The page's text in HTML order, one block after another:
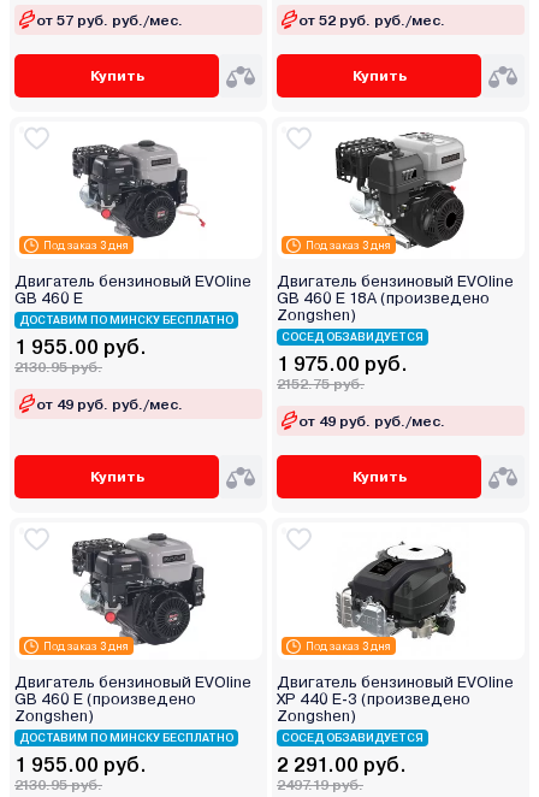
от 57 руб. руб./мес.
Купить
от 52 руб. руб./мес.
Купить
Под заказ 3 дня
Двигатель бензиновый EVOline
GB 460 E
ДОСТАВИМ ПО МИНСКУ БЕСПЛАТНО
1 955.00 руб.
2130.95 руб.
от 49 руб. руб./мес.
Купить
Под заказ 3 дня
Двигатель бензиновый EVOline
GB 460 E 18А (произведено
Zongshen)
СОСЕД ОБЗАВИДУЕТСЯ
1 975.00 руб.
2152.75 руб.
от 49 руб. руб./мес.
Купить
Под заказ 3 дня
Двигатель бензиновый EVOline
GB 460 E (произведено
Zongshen)
ДОСТАВИМ ПО МИНСКУ БЕСПЛАТНО
1 955.00 руб.
2130.95 руб.
Под заказ 3 дня
Двигатель бензиновый EVOline
XP 440 E-3 (произведено
Zongshen)
СОСЕД ОБЗАВИДУЕТСЯ
2 291.00 руб.
2497.19 руб.